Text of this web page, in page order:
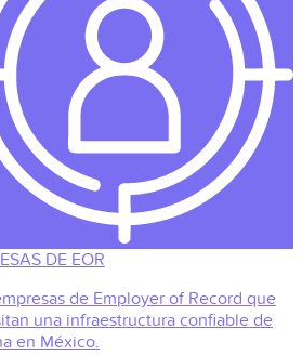
DE EOR
de Employer of Record que
una infraestructura confiable de
en México.